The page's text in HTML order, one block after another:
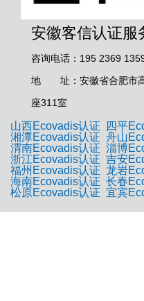
安徽客信认证服
咨询电话：195 2369
地 址：安徽省合肥市高
座311室
山西Ecovadis认证 四平
湘潭Ecovadis认证 舟山
渭南Ecovadis认证 淄博
浙江Ecovadis认证 吉安
福州Ecovadis认证 龙岩
海南Ecovadis认证 长春
松原Ecovadis认证 宜宾